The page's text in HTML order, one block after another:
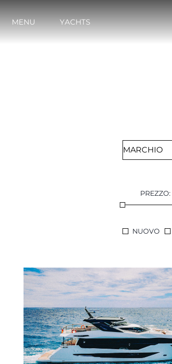
MENU YACHTS
PREZZO:
NUOVO